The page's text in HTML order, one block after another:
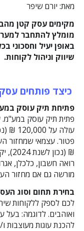
מאת: יורם שיפר
מקימים עסק קטן
מומלץ להתחבר
באופן יעיל וחסכוני
שיווק וניהול לקוחות.
כיצד פותחים
פתיחת תיק עוסק
פתית תיק עוסק
₪
רואה חשבון, כלכלן,
מורשה גם אם מחזור
בחירת תחום וסוג
לכם לספק ללקוחות
ואוהבים. לדוגמה:
להכנת עוגות מעוצבות ו/